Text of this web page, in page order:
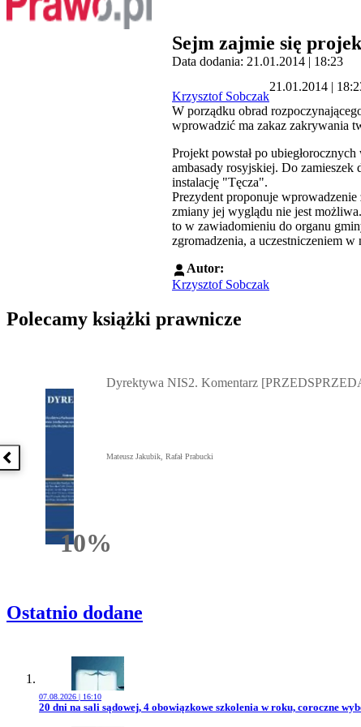
Sejm zajmie się
Data dodania: 21.01.2014 | 18:23
Krzysztof Sobczak
21.01.2014 |
W porządku obrad
wprowadzić ma zakaz zakrywania
Projekt powstał po
ambasady rosyjskiej. Do
instalację "Tęcza".
Prezydent proponuje
zmiany jej wyglądu nie jest
to w zawiadomieniu do organu
zgromadzenia, a uczestniczeniem
Autor:
Krzysztof Sobczak
Polecamy książki prawnicze
Poprzednia książka
10%Rabatu
Dyrektywa NIS2. Komentarz
Mateusz Jakubik, Rafał Prabucki
Ostatnio dodane
07.08.2026 | 16:10
Przejdź do artykułu:
20 dni na sali sądowej, 4 obowiązkowe szkolenia w roku, coroczne